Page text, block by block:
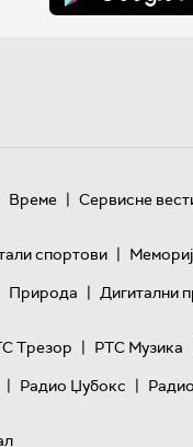
Време | Сервисне
спортови |
Природа | Дигитални
Трезор | РТС Музика
| Радио Џубокс |